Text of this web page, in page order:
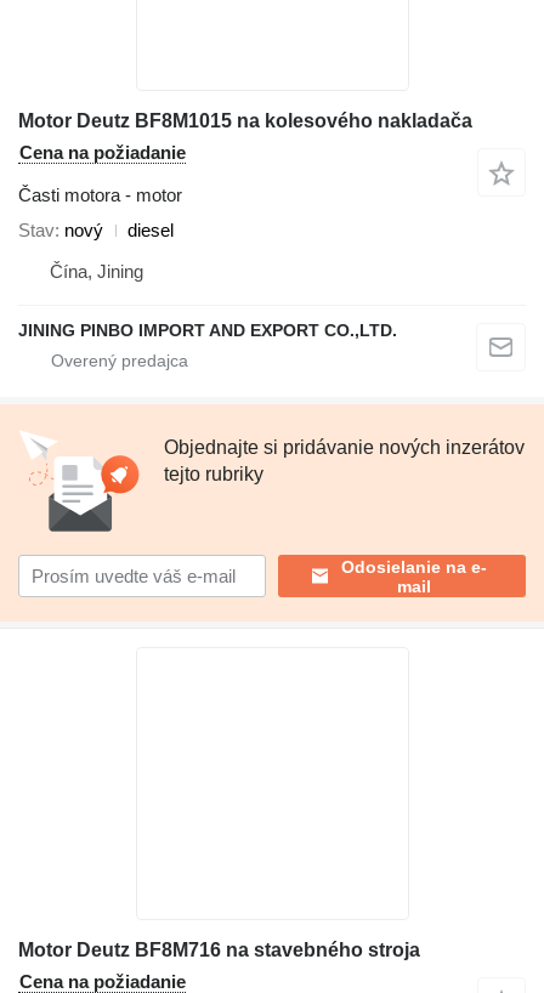
Motor Deutz BF8M1015 na kolesového nakladača
Cena na požiadanie
Časti motora - motor
Stav nový
diesel
Čína, Jining
JINING PINBO IMPORT AND EXPORT CO.,LTD.
Objednajte si pridávanie nových inzerátov
tejto rubriky
Odosielanie na e-
mail
Motor Deutz BF8M716 na stavebného stroja
Cena na požiadanie